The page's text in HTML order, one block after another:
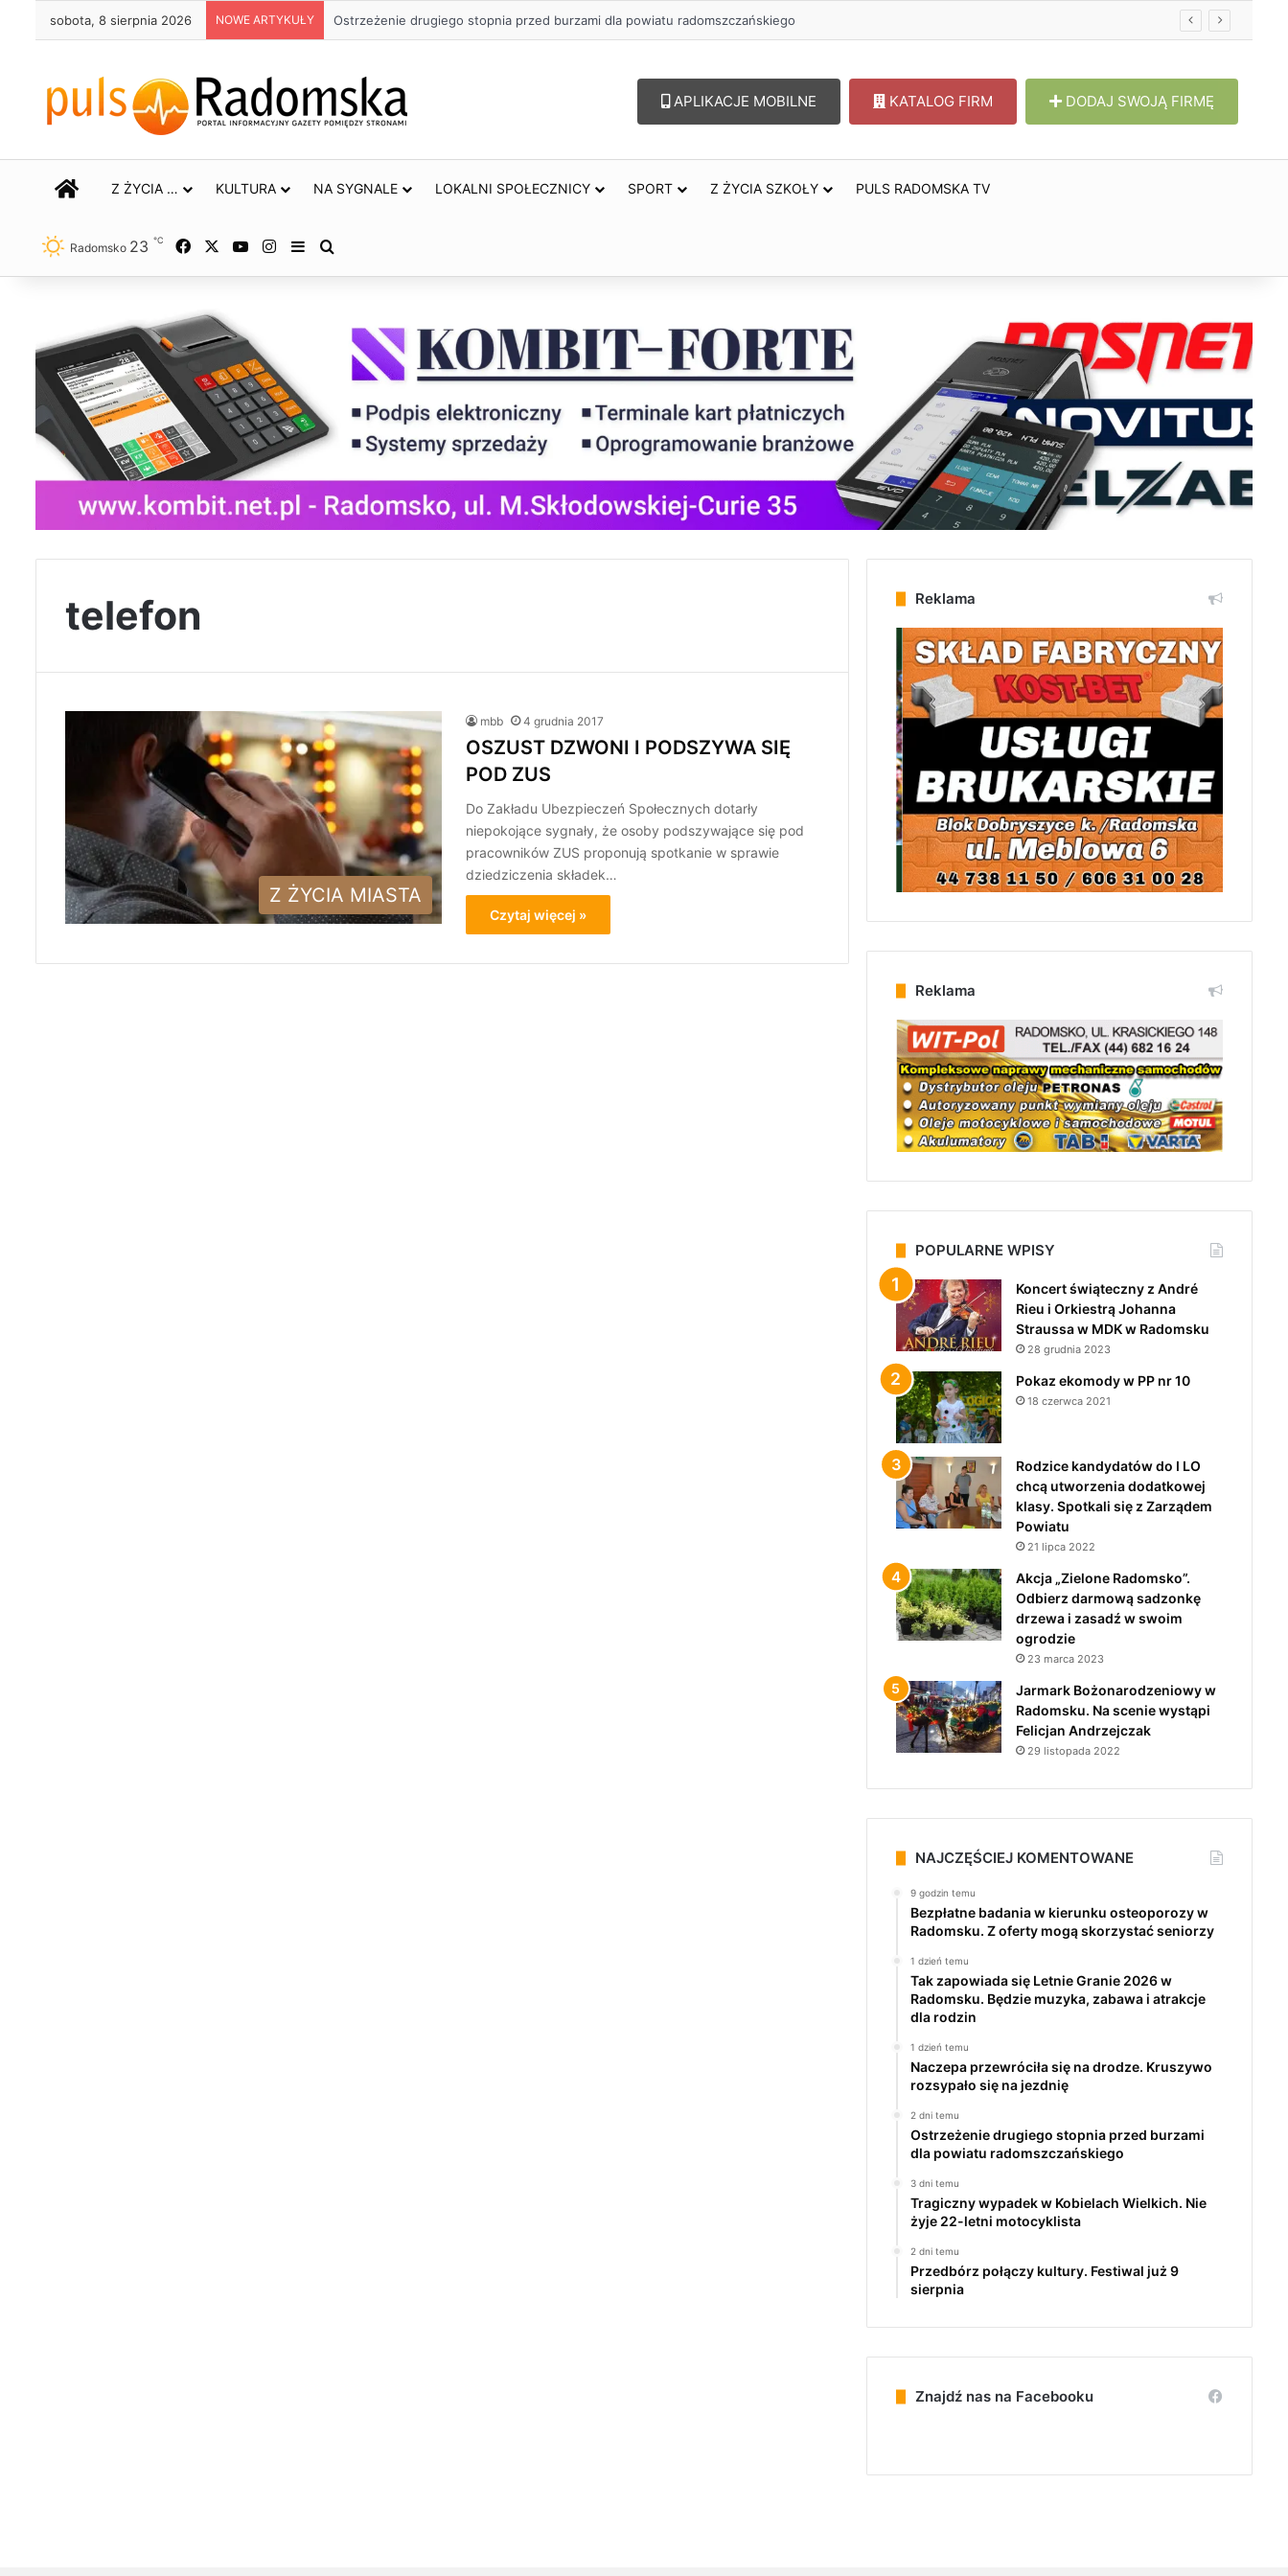
sobota, 8 sierpnia 2026 NOWE ARTYKUŁY Ostrzeżenie drugiego stopnia przed burzami dla powiatu radomszczańskiego
APLIKACJE MOBILNE KATALOG FIRM DODAJ SWOJĄ FIRMĘ
STRONA GŁÓWNA
Z ŻYCIA … KULTURA NA SYGNALE LOKALNI SPOŁECZNICY SPORT Z ŻYCIA SZKOŁY PULS RADOMSKA TV
Radomsko 23 ℃ Facebook YouTubeInstagram
Sidebar
telefon
Z ŻYCIA MIASTA
mbb 4 grudnia 2017
OSZUST DZWONI I PODSZYWA SIĘ
POD ZUS
Do Zakładu Ubezpieczeń Społecznych dotarły
niepokojące sygnały, że osoby podszywające się pod
pracowników ZUS proponują spotkanie w sprawie
dziedziczenia składek…
Czytaj więcej »
Reklama
Reklama
POPULARNE WPISY
Koncert świąteczny z André
Rieu i Orkiestrą Johanna
Straussa w MDK w Radomsku
28 grudnia 2023
Pokaz ekomody w PP nr 10
18 czerwca 2021
Rodzice kandydatów do I LO
chcą utworzenia dodatkowej
klasy. Spotkali się z Zarządem
Powiatu
21 lipca 2022
Akcja „Zielone Radomsko”.
Odbierz darmową sadzonkę
drzewa i zasadź w swoim
ogrodzie
23 marca 2023
Jarmark Bożonarodzeniowy w
Radomsku. Na scenie wystąpi
Felicjan Andrzejczak
29 listopada 2022
NAJCZĘŚCIEJ KOMENTOWANE
9 godzin temu
Bezpłatne badania w kierunku osteoporozy w
Radomsku. Z oferty mogą skorzystać seniorzy
1 dzień temu
Tak zapowiada się Letnie Granie 2026 w
Radomsku. Będzie muzyka, zabawa i atrakcje
dla rodzin
1 dzień temu
Naczepa przewróciła się na drodze. Kruszywo
rozsypało się na jezdnię
2 dni temu
Ostrzeżenie drugiego stopnia przed burzami
dla powiatu radomszczańskiego
3 dni temu
Tragiczny wypadek w Kobielach Wielkich. Nie
żyje 22-letni motocyklista
2 dni temu
Przedbórz połączy kultury. Festiwal już 9
sierpnia
Znajdź nas na Facebooku